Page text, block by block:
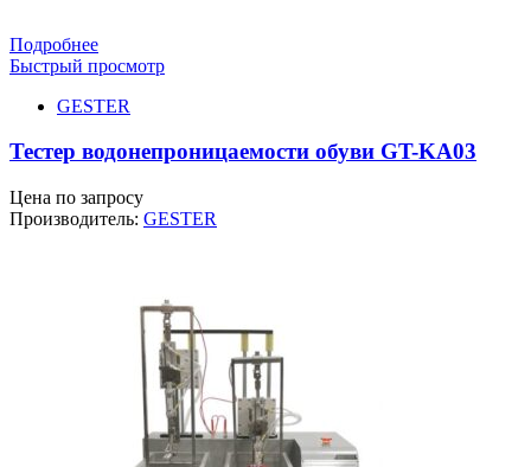
Подробнее
Быстрый просмотр
GESTER
Тестер водонепроницаемости обуви GT-KA03
Цена по запросу
Производитель: GESTER